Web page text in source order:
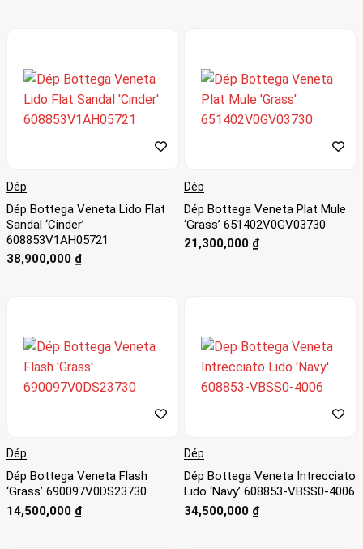
Dép
Dép Bottega Veneta Lido Flat
Sandal ‘Cinder’
608853V1AH05721
38,900,000 ₫
Dép
Dép Bottega Veneta Plat Mule
‘Grass’ 651402V0GV03730
21,300,000 ₫
Dép
Dép Bottega Veneta Flash
‘Grass’ 690097V0DS23730
14,500,000 ₫
Dép
Dép Bottega Veneta Intrecciato
Lido ‘Navy’ 608853-VBSS0-4006
34,500,000 ₫